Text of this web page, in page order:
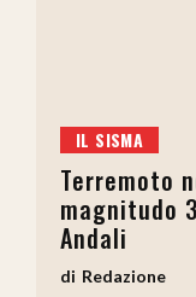
IL SISMA
Terremoto
magnitudo
Andali
Redazione